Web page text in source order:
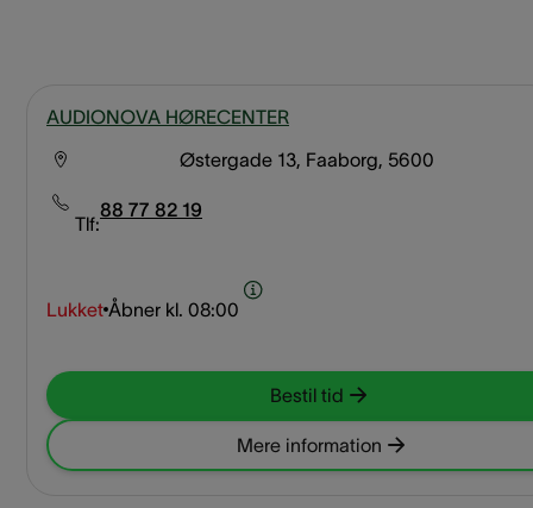
AUDIONOVA HØRECENTER
Østergade 13, Faaborg, 5600
Tlf:
88 77 82 19
Lukket Åbner kl. 08:00
Bestil tid
Mere information